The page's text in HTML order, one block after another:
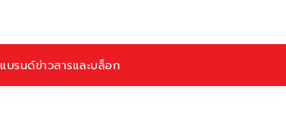
แบรนด์ข่าวสารและบล็อก